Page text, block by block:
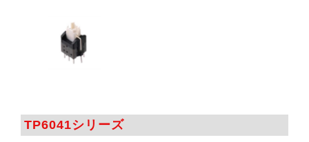
TP6041シリーズ